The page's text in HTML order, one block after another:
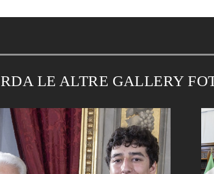
LE ALTRE GALLERY